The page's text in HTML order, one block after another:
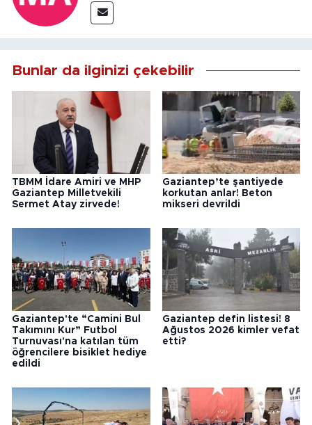
Bunlar da ilginizi çekebilir
TBMM İdare Amiri ve MHP
Gaziantep Milletvekili
Sermet Atay zirvede!
Gaziantep’te şantiyede
korkutan anlar! Beton
mikseri devrildi
Gaziantep'te “Camini Bul
Takımını Kur” Futbol
Turnuvası'na katılan tüm
öğrencilere bisiklet hediye
edildi
Gaziantep defin listesi! 8
Ağustos 2026 kimler vefat
etti?